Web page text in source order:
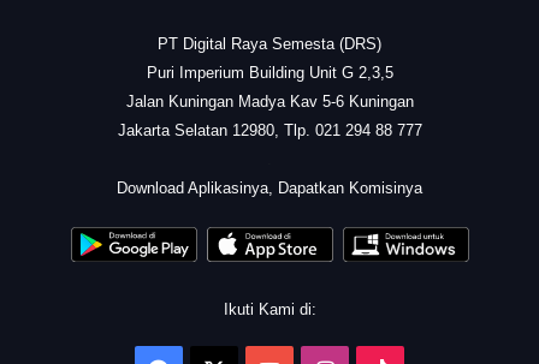
PT Digital Raya Semesta (DRS)
Puri Imperium Building Unit G 2,3,5
Jalan Kuningan Madya Kav 5-6 Kuningan
Jakarta Selatan 12980, Tlp. 021 294 88 777
Download Aplikasinya, Dapatkan Komisinya
Ikuti Kami di: